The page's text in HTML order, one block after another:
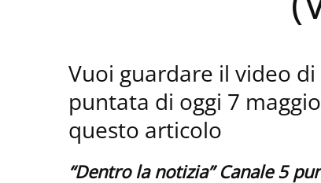
Vuoi guardare il video di
puntata di oggi 7
questo articolo
“Dentro la notizia” Canale 5